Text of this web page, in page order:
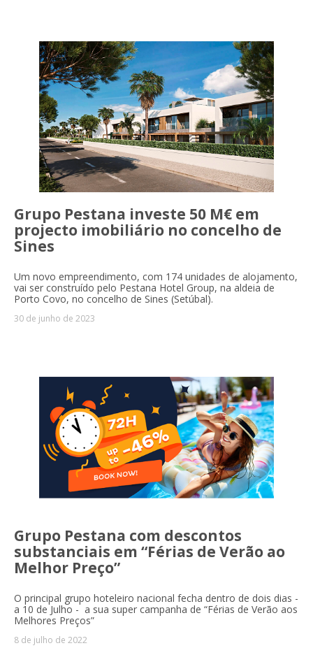
Grupo Pestana investe 50 M€ em
projecto imobiliário no concelho de
Sines
Um novo empreendimento, com 174 unidades de alojamento,
vai ser construído pelo Pestana Hotel Group, na aldeia de
Porto Covo, no concelho de Sines (Setúbal).
30 de junho de 2023
Grupo Pestana com descontos
substanciais em “Férias de Verão ao
Melhor Preço”
O principal grupo hoteleiro nacional fecha dentro de dois dias -
a 10 de Julho - a sua super campanha de “Férias de Verão aos
Melhores Preços”
8 de julho de 2022